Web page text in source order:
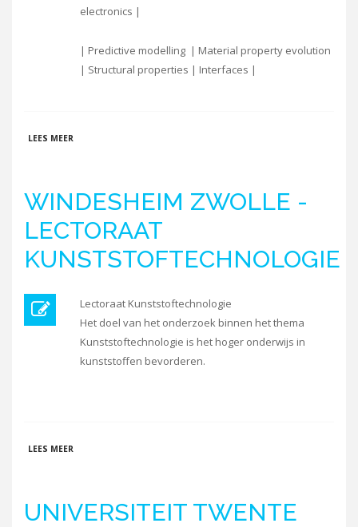
electronics |
| Predictive modelling | Material property evolution
| Structural properties | Interfaces |
LEES MEER
WINDESHEIM ZWOLLE -
LECTORAAT
KUNSTSTOFTECHNOLOGIE
Lectoraat Kunststoftechnologie
Het doel van het onderzoek binnen het thema
Kunststoftechnologie is het hoger onderwijs in
kunststoffen bevorderen.
LEES MEER
UNIVERSITEIT TWENTE